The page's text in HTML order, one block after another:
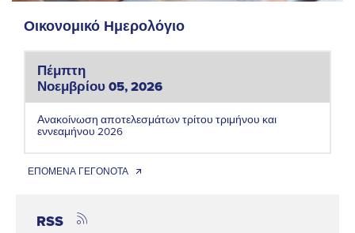
Οικονομικό Ημερολόγιο
Πέμπτη
Νοεμβρίου 05, 2026
Ανακοίνωση αποτελεσμάτων τρίτου τριμήνου και
εννεαμήνου 2026
ΕΠΟΜΕΝΑ ΓΕΓΟΝΟΤΑ 🡭
RSS